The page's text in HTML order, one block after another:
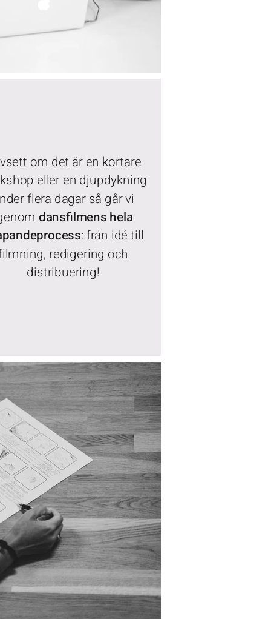
om det är en kortare
eller en djupdykning
flera dagar så går vi
dansfilmens hela
: från idé till
redigering och
distribuering!